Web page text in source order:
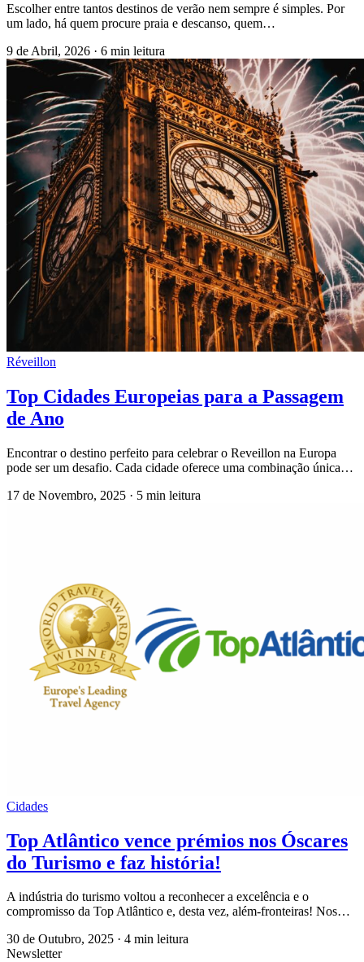
Escolher entre tantos destinos de verão nem sempre é simples. Por
um lado, há quem procure praia e descanso, quem…
9 de Abril, 2026 · 6 min leitura
Réveillon
Top Cidades Europeias para a Passagem
de Ano
Encontrar o destino perfeito para celebrar o Reveillon na Europa
pode ser um desafio. Cada cidade oferece uma combinação única…
17 de Novembro, 2025 · 5 min leitura
Cidades
Top Atlântico vence prémios nos Óscares
do Turismo e faz história!
A indústria do turismo voltou a reconhecer a excelência e o
compromisso da Top Atlântico e, desta vez, além-fronteiras! Nos…
30 de Outubro, 2025 · 4 min leitura
Newsletter